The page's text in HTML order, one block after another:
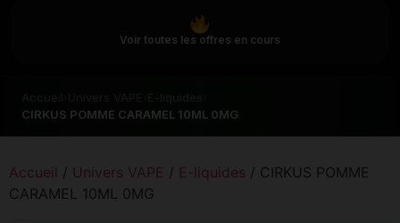
Voir toutes les offres en cours
CIRKUS POMME CARAMEL 10ML 0MG
Accueil / Univers VAPE / E-liquides / CIRKUS POMME
CARAMEL 10ML 0MG